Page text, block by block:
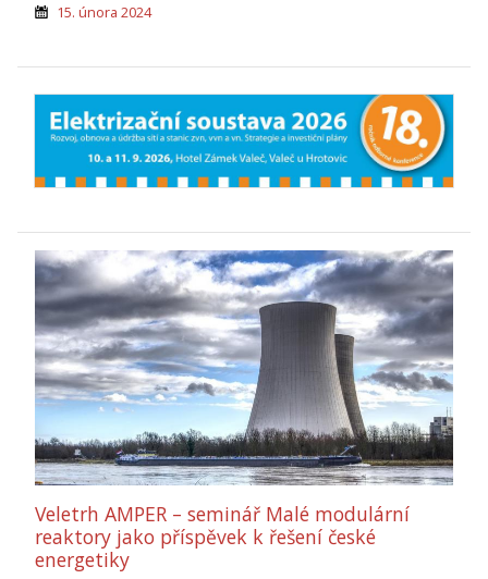
15. února 2024
Veletrh AMPER – seminář Malé modulární
reaktory jako příspěvek k řešení české
energetiky